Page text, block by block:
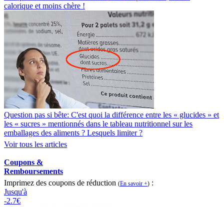
calorique et moins chère !
Question pas si bête: C'est quoi la différence entre les « glucides » et
les « sucres » mentionnés dans le tableau nutritionnel sur les
emballages des aliments ? Lesquels limiter ?
Voir tous les articles
Coupons &
Remboursements
Imprimez des coupons de réduction (En savoir +) :
Jusqu'à
-2.7€